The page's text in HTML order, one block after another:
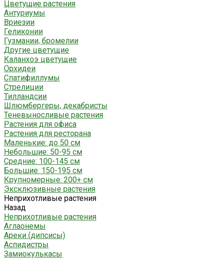
Цветущие растения
Антуриумы
Вриезии
Геликонии
Гузмании, бромелии
Другие цветущие
Каланхоэ цветущие
Орхидеи
Спатифиллумы
Стрелиции
Тилландсии
Шлюмбергеры, декабристы
Теневыносливые растения
Растения для офиса
Растения для ресторана
Маленькие: до 50 см
Небольшие: 50-95 см
Средние: 100-145 см
Большие: 150-195 см
Крупномерные: 200+ см
Эксклюзивные растения
Неприхотливые растения
Назад
Неприхотливые растения
Аглаонемы
Ареки (дипсисы)
Аспидистры
Замиокулькасы